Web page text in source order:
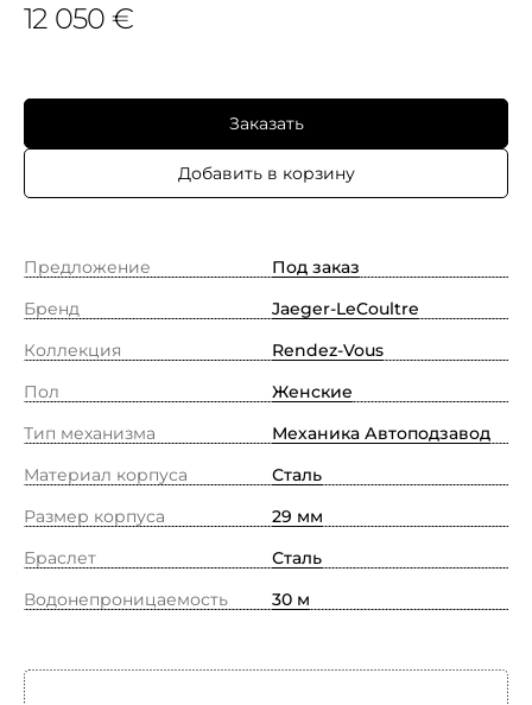
12 050 €
Заказать
Добавить в корзину
Предложение
Под заказ
Бренд
Jaeger-LeCoultre
Коллекция
Rendez-Vous
Пол
Женские
Тип механизма
Механика Автоподзавод
Материал корпуса
Сталь
Размер корпуса
29 мм
Браслет
Сталь
Водонепроницаемость
30 м